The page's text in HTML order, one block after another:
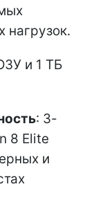
нагрузок.
и 1 ТБ
: 3-
8 Elite
и